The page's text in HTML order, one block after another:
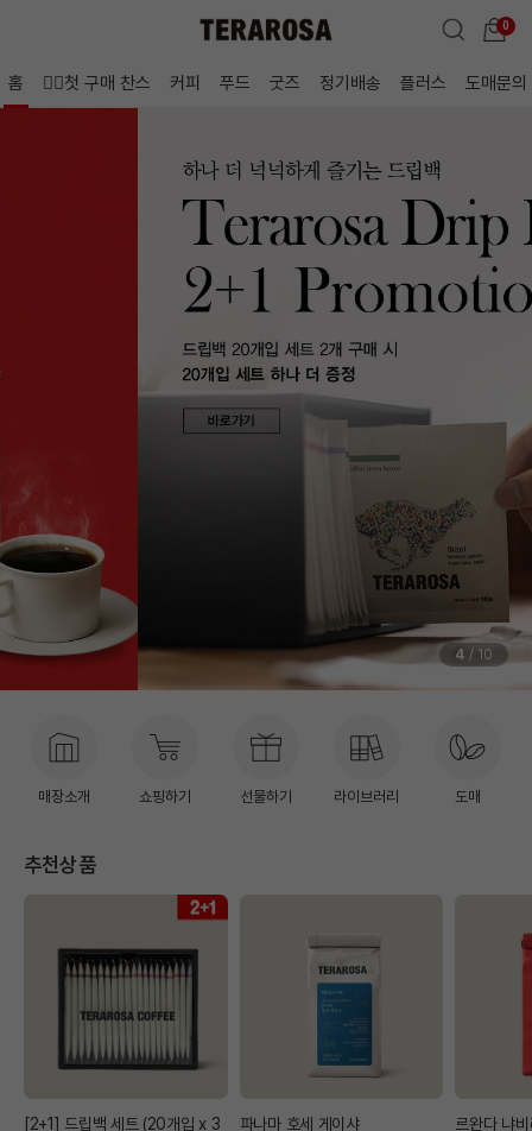
0
홈 🖐🏻첫 구매 찬스 커피 푸드 굿즈 정기배송 플러스 도매문의
4 / 10
매장소개 쇼핑하기 선물하기 라이브러리 도매
추천상품
[2+1] 드립백 세트 (20개입 x 3
파나마 호세 게이샤
르완다 냐